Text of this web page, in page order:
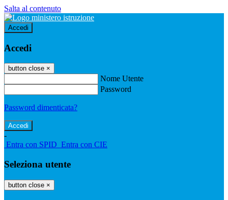
Salta al contenuto
Accedi
Accedi
button close ×
Nome Utente
Password
Password dimenticata?
-
Entra con SPID Entra con CIE
Seleziona utente
button close ×